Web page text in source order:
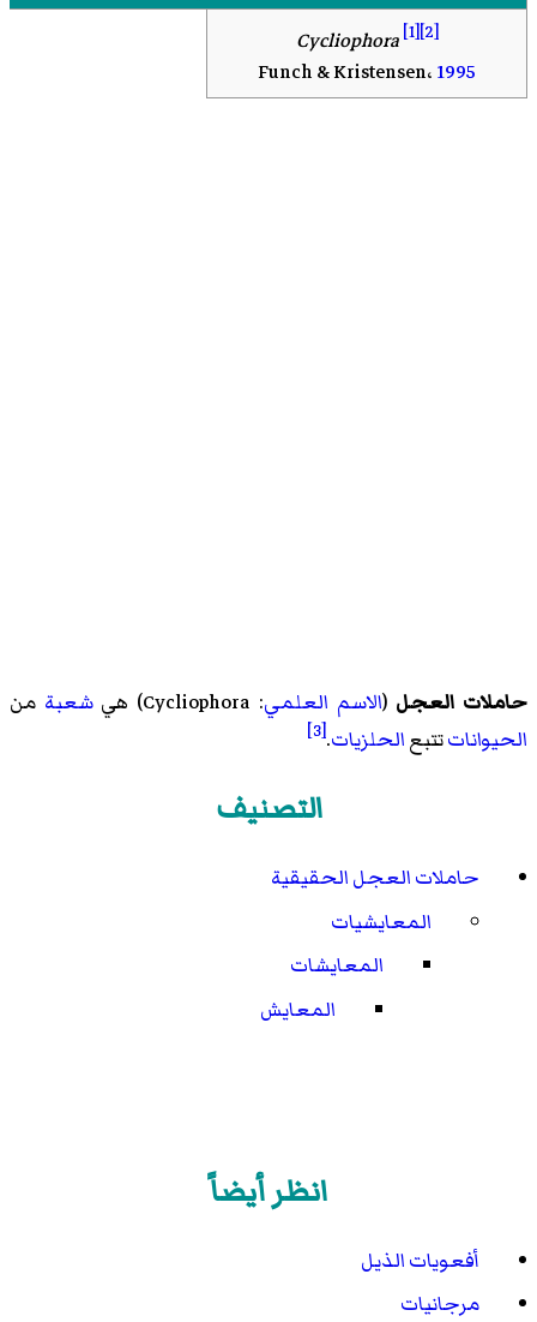
Cycliophora [1][2]
Funch & Kristensen،1995
حاملات العجل (الاسم العلمي:
Cycliophora) هيشعبة من
الحيواناتتتبعالحلزيات.
[3]
التصنيف
حاملات العجل الحقيقية
المعايشيات
المعايشات
المعايش
انظر أيضاً
أفعويات الذيل
مرجانيات